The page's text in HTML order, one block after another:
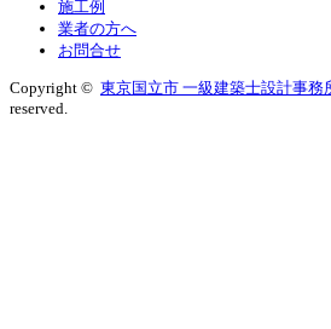
施工例
業者の方へ
お問合せ
Copyright © 東京国立市 一級建築士設計事務
reserved.